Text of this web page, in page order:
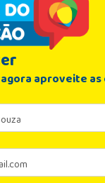
aproveite